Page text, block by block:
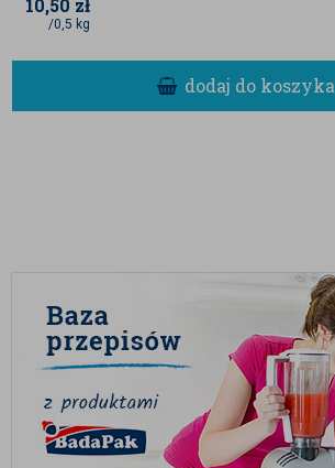
/0,5 kg
dodaj do koszyka